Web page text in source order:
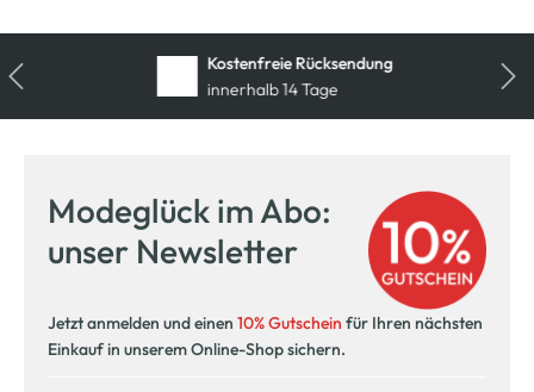
Kostenfreie Rücksendung
innerhalb 14 Tage
Modeglück im Abo:
unser Newsletter
Jetzt anmelden und einen 10% Gutschein für Ihren nächsten
Einkauf in unserem Online-Shop sichern.